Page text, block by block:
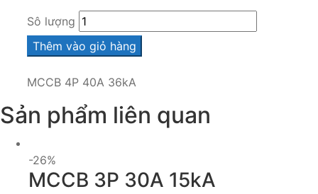
Sô lượng
Thêm vào giỏ hàng
MCCB 4P 40A 36kA
Sản phẩm liên quan
-26%
MCCB 3P 30A 15kA